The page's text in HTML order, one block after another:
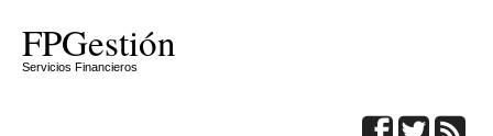
FPGestión
Servicios Financieros